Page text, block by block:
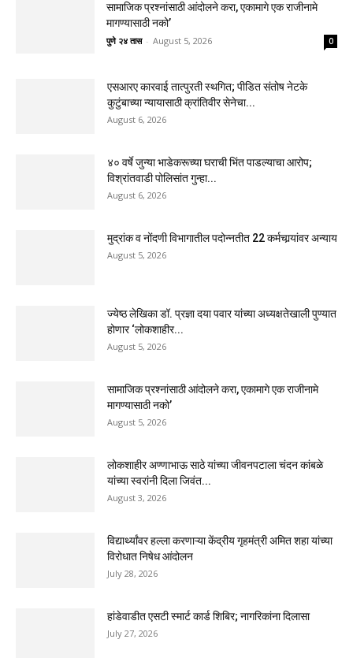
सामाजिक प्रश्नांसाठी आंदोलने करा, एकामागे एक राजीनामे
मागण्यासाठी नको’
पुणे २४ तास - August 5, 2026 0
एसआरए कारवाई तात्पुरती स्थगित; पीडित संतोष नेटके
कुटुंबाच्या न्यायासाठी क्रांतिवीर सेनेचा...
August 6, 2026
४० वर्षे जुन्या भाडेकरूच्या घराची भिंत पाडल्याचा आरोप;
विश्रांतवाडी पोलिसांत गुन्हा...
August 6, 2026
मुद्रांक व नोंदणी विभागातील पदोन्नतीत 22 कर्मचार्‍यांवर अन्याय
August 5, 2026
ज्येष्ठ लेखिका डॉ. प्रज्ञा दया पवार यांच्या अध्यक्षतेखाली पुण्यात
होणार ‘लोकशाहीर...
August 5, 2026
सामाजिक प्रश्नांसाठी आंदोलने करा, एकामागे एक राजीनामे
मागण्यासाठी नको’
August 5, 2026
लोकशाहीर अण्णाभाऊ साठे यांच्या जीवनपटाला चंदन कांबळे
यांच्या स्वरांनी दिला जिवंत...
August 3, 2026
विद्यार्थ्यांवर हल्ला करणाऱ्या केंद्रीय गृहमंत्री अमित शहा यांच्या
विरोधात निषेध आंदोलन
July 28, 2026
हांडेवाडीत एसटी स्मार्ट कार्ड शिबिर; नागरिकांना दिलासा
July 27, 2026